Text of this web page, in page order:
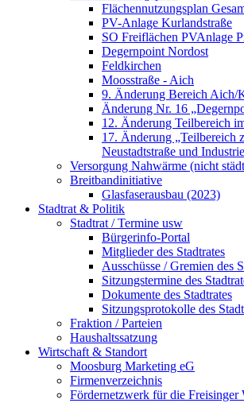
Flächennutzungsplan
PV-Anlage Kurlandstraße
SO Freiflächen PV­Anlage
Degernpoint Nordost
Feldkirchen
Moosstraße - Aich
9. Änderung Bereich Aich/
Änderung Nr. 16
12. Änderung Teilbereich
17. Änderung „Teilbereich
Neustadtstraße und
Versorgung Nahwärme (nicht
Breitbandinitiative
Glasfaserausbau (2023)
Stadtrat & Politik
Stadtrat / Termine usw
Bürgerinfo-Portal
Mitglieder des Stadtrates
Ausschüsse / Gremien des
Sitzungstermine des
Dokumente des Stadtrates
Sitzungsprotokolle des
Fraktion / Parteien
Haushaltssatzung
Wirtschaft & Standort
Moosburg Marketing eG
Firmenverzeichnis
Fördernetzwerk für die Freisinger